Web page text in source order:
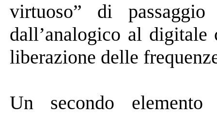
virtuoso” di
dall’analogico al
liberazione delle
Un secondo